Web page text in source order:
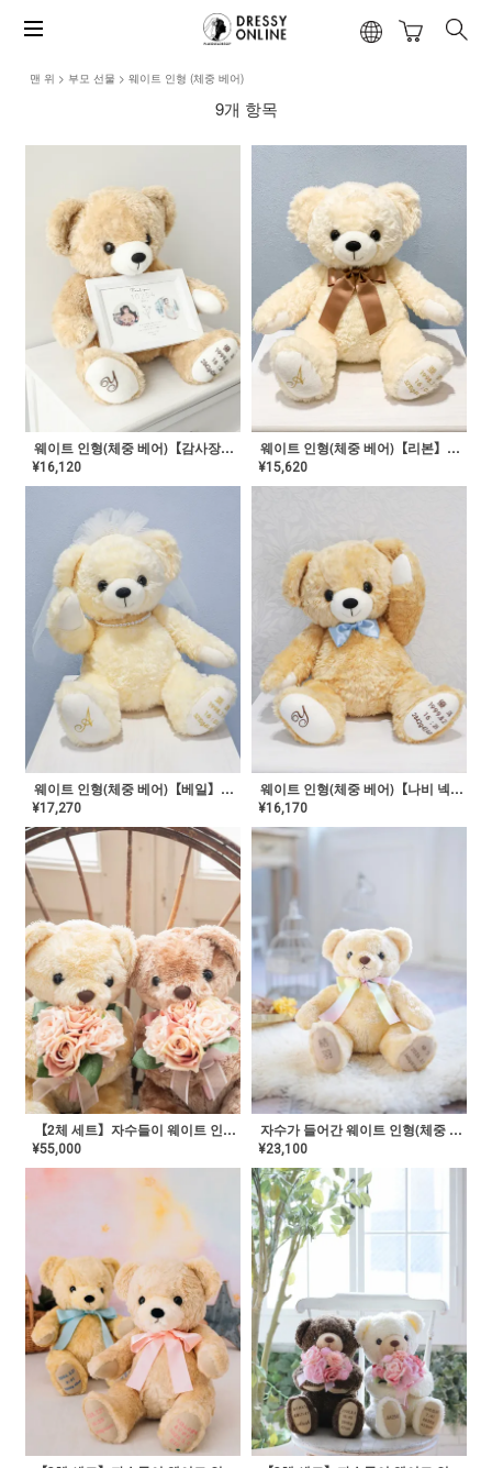
맨 위 부모 선물 웨이트 인형 (체중 베어)
9개 항목
웨이트 인형(체중 베어)【감사장】NY-OR-01
¥16,120
웨이트 인형(체중 베어)【리본】NY-GP-03
¥15,620
웨이트 인형(체중 베어)【베일】NY-GP-02
¥17,270
웨이트 인형(체중 베어)【나비 넥타이】NY-GP-01
¥16,170
【2체 세트】자수들이 웨이트 인형(체중 베어)【꽃다발 말론】
¥55,000
자수가 들어간 웨이트 인형(체중 베어)【마론 베이비】
¥23,100